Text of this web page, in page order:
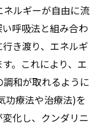
ルギーが自由に流
呼吸法と組み合わ
き渡り、エネルギ
。これにより、エ
和が取れるように
功療法や治療法)を
化し、クンダリニ